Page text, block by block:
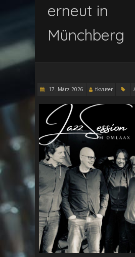
erneut in
Münchberg
17. März 2026 tkvuser